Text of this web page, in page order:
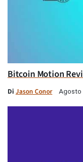
Bitcoin Motion
Di Jason Conor Agosto